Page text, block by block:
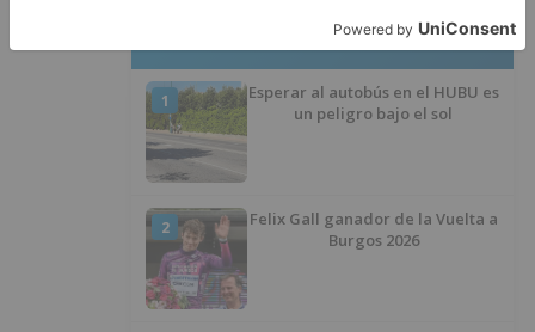
LO + VISTO
1
Esperar al autobús en el HUBU es
un peligro bajo el sol
2
Felix Gall ganador de la Vuelta a
Burgos 2026